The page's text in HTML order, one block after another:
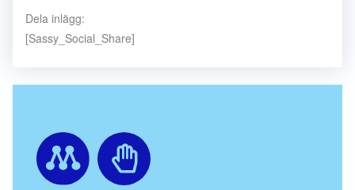
Dela inlägg:
[Sassy_Social_Share]